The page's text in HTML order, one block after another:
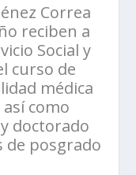
Correa
reciben a
Social y
curso de
médica
como
doctorado
posgrado